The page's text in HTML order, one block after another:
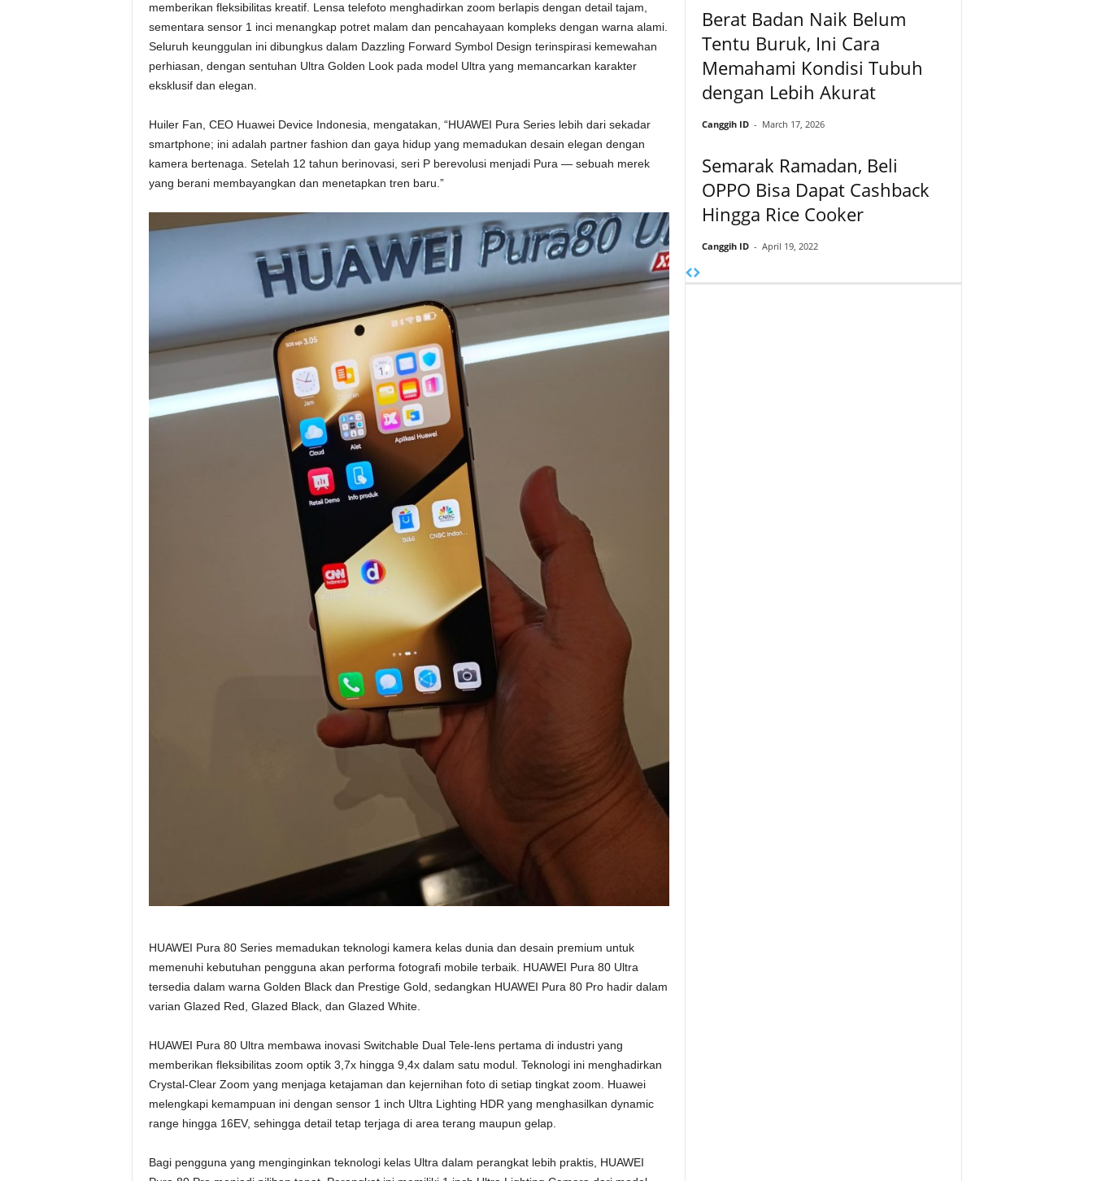
memberikan fleksibilitas kreatif. Lensa telefoto menghadirkan zoom berlapis dengan detail tajam,
sementara sensor 1 inci menangkap potret malam dan pencahayaan kompleks dengan warna alami.
Seluruh keunggulan ini dibungkus dalam Dazzling Forward Symbol Design terinspirasi kemewahan
perhiasan, dengan sentuhan Ultra Golden Look pada model Ultra yang memancarkan karakter
eksklusif dan elegan.
Huiler Fan, CEO Huawei Device Indonesia, mengatakan, “HUAWEI Pura Series lebih dari sekadar
smartphone; ini adalah partner fashion dan gaya hidup yang memadukan desain elegan dengan
kamera bertenaga. Setelah 12 tahun berinovasi, seri P berevolusi menjadi Pura — sebuah merek
yang berani membayangkan dan menetapkan tren baru.”
HUAWEI Pura 80 Series memadukan teknologi kamera kelas dunia dan desain premium untuk
memenuhi kebutuhan pengguna akan performa fotografi mobile terbaik. HUAWEI Pura 80 Ultra
tersedia dalam warna Golden Black dan Prestige Gold, sedangkan HUAWEI Pura 80 Pro hadir dalam
varian Glazed Red, Glazed Black, dan Glazed White.
HUAWEI Pura 80 Ultra membawa inovasi Switchable Dual Tele-lens pertama di industri yang
memberikan fleksibilitas zoom optik 3,7x hingga 9,4x dalam satu modul. Teknologi ini menghadirkan
Crystal-Clear Zoom yang menjaga ketajaman dan kejernihan foto di setiap tingkat zoom. Huawei
melengkapi kemampuan ini dengan sensor 1 inch Ultra Lighting HDR yang menghasilkan dynamic
range hingga 16EV, sehingga detail tetap terjaga di area terang maupun gelap.
Bagi pengguna yang menginginkan teknologi kelas Ultra dalam perangkat lebih praktis, HUAWEI
Berat Badan Naik Belum
Tentu Buruk, Ini Cara
Memahami Kondisi Tubuh
dengan Lebih Akurat
Canggih ID - March 17, 2026
Semarak Ramadan, Beli
OPPO Bisa Dapat Cashback
Hingga Rice Cooker
Canggih ID - April 19, 2022